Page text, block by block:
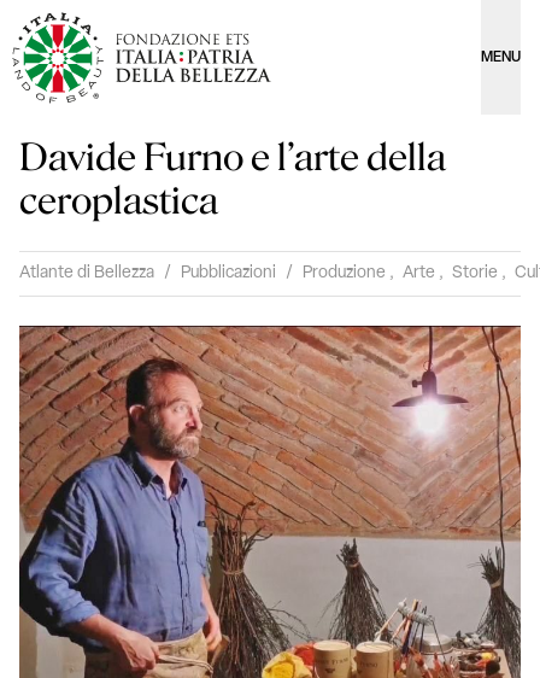
MENU
Davide Furno e l’arte della
ceroplastica
Atlante di Bellezza / Pubblicazioni / Produzione , Arte , Storie ,